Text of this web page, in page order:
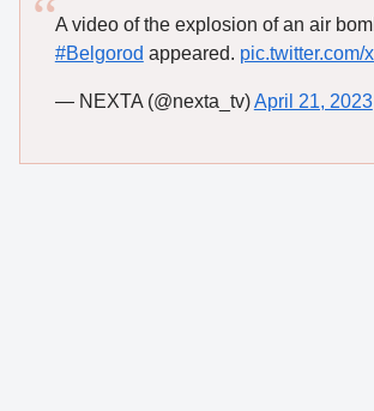
A video of the explosion of an air
#Belgorod appeared. pic.twitter.com/
— NEXTA (@nexta_tv)April 21, 2023